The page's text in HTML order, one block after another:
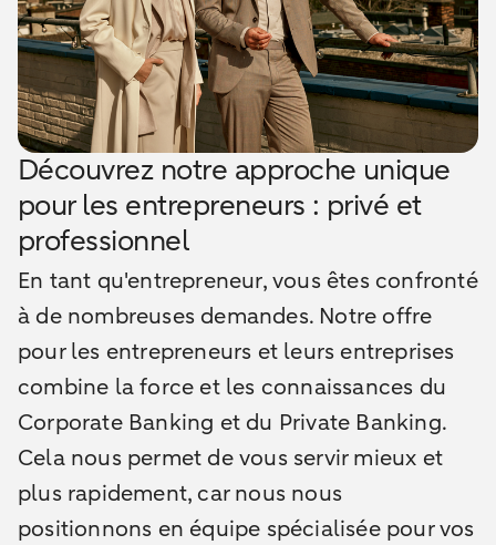
Découvrez notre approche unique
pour les entrepreneurs : privé et
professionnel
En tant qu'entrepreneur, vous êtes confronté
à de nombreuses demandes. Notre offre
pour les entrepreneurs et leurs entreprises
combine la force et les connaissances du
Corporate Banking et du Private Banking.
Cela nous permet de vous servir mieux et
plus rapidement, car nous nous
positionnons en équipe spécialisée pour vos